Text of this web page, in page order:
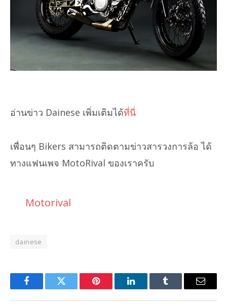
อ่านข่าว Dainese เพิ่มเติมได้ที่นี่
เพื่อนๆ Bikers สามารถติดตามข่าวสารวงการล้อ ได้
ทางแฟนเพจ MotoRival ของเราครับ
Motorival
dainese
FacebookTwitter Pinterest LinkedInTumblr Email